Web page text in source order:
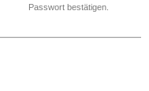
Passwort bestätigen.